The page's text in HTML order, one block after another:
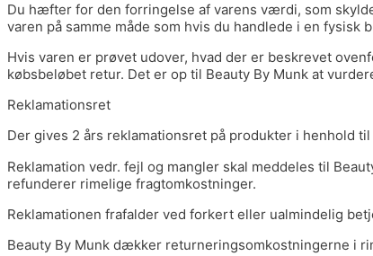
Du hæfter for den forringelse af varens værdi, som
varen på samme måde som hvis du handlede i en fysisk
Hvis varen er prøvet udover, hvad der er beskrevet
købsbeløbet retur. Det er op til Beauty By Munk at
Reklamationsret
Der gives 2 års reklamationsret på produkter i henhold
Reklamation vedr. fejl og mangler skal meddeles til
refunderer rimelige fragtomkostninger.
Reklamationen frafalder ved forkert eller ualmindelig
Beauty By Munk dækker returneringsomkostningerne i